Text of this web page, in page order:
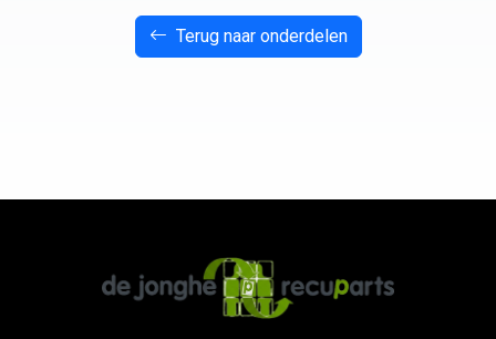
Terug naar onderdelen